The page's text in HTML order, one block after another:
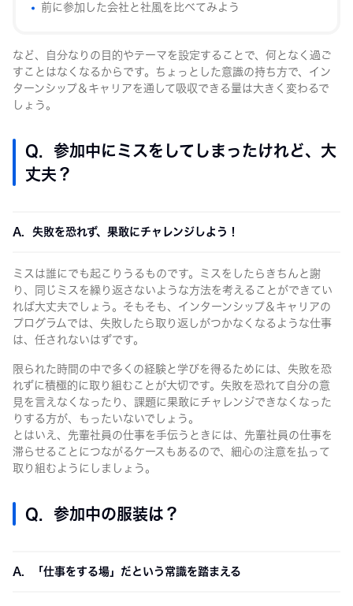
前に参加した会社と社風を比べてみよう
など、自分なりの目的やテーマを設定することで、何となく過ご
すことはなくなるからです。ちょっとした意識の持ち方で、イン
ターンシップ＆キャリアを通して吸収できる量は大きく変わるで
しょう。
Q. 参加中にミスをしてしまったけれど、大
丈夫？
A. 失敗を恐れず、果敢にチャレンジしよう！
ミスは誰にでも起こりうるものです。ミスをしたらきちんと謝
り、同じミスを繰り返さないような方法を考えることができてい
れば大丈夫でしょう。そもそも、インターンシップ＆キャリアの
プログラムでは、失敗したら取り返しがつかなくなるような仕事
は、任されないはずです。
限られた時間の中で多くの経験と学びを得るためには、失敗を恐
れずに積極的に取り組むことが大切です。失敗を恐れて自分の意
見を言えなくなったり、課題に果敢にチャレンジできなくなった
りする方が、もったいないでしょう。
とはいえ、先輩社員の仕事を手伝うときには、先輩社員の仕事を
滞らせることにつながるケースもあるので、細心の注意を払って
取り組むようにしましょう。
Q. 参加中の服装は？
A. 「仕事をする場」だという常識を踏まえる